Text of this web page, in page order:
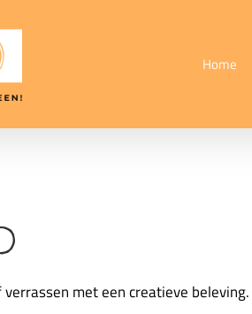
Home
met een creatieve beleving.